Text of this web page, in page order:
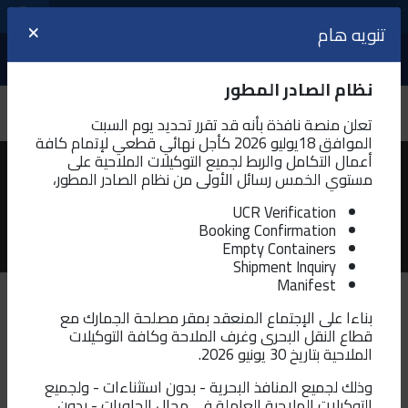
عرض
لمحة عن نافذة
تعرف بشكل اكبر و تفاصيل أكثر على منظومة النافذة القومية الواحدة
“نافذة”
مفهوم النافذة الواحدة
المرفق الذي يسمح للأطراف المشاركة في التجارة والنقل بتقديم
معلومات ووثائق موحدة في نقطة دخول واحدة لإستيفاء جميع
تنويه هام ×
أهلاً بك في البيئة التجريبية لمنصة نافذة
يرجى الانتباه بأنك على البيئة التجريبية لمنصة نافذة الآن،
والتي تتيح لك تجربة المعاملات الجمركية قبل تنفيذها
علي المنصة الفعلية لنافذة
و تتطلب البيئة التجريبية التسجيل مرة اخري للسماح لك
بتجربة و تنفيذ الخدمات الإلكترونية عليها، للاستمرار في
البيئة التجريبية اضغط علي "موافق"
حسنا
في حالة الرغبة في الانتقال الي
منصة نافذة(البيئة الفعلية
للمعاملات)اضغط علي زر بدء
الخدمات
تنويه هام ×
نظام الصادر المطور
تعلن منصة نافذة بأنه قد تقرر تحديد يوم السبت
الموافق 18يوليو 2026 كأجل نهائي قطعي لإتمام كافة
أعمال التكامل والربط لجميع التوكيلات الملاحية على
مستوي الخمس رسائل الأولى من نظام الصادر المطور،
UCR Verification
Booking Confirmation
Empty Containers
Shipment Inquiry
Manifest
بناءا على الإجتماع المنعقد بمقر مصلحة الجمارك مع
قطاع النقل البحرى وغرف الملاحة وكافة التوكيلات
الملاحية بتاريخ 30 يونيو 2026.
وذلك لجميع المنافذ البحرية - بدون استثناءات - ولجميع